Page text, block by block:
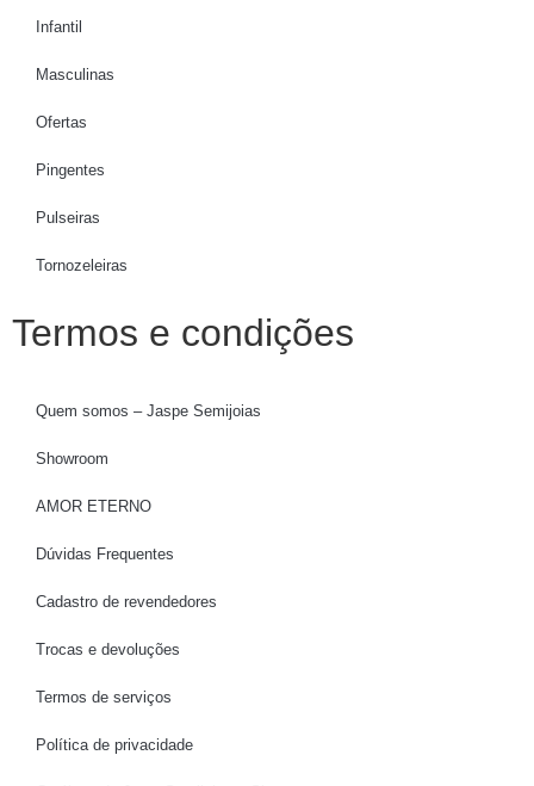
Infantil
Masculinas
Ofertas
Pingentes
Pulseiras
Tornozeleiras
Termos e condições
Quem somos – Jaspe Semijoias
Showroom
AMOR ETERNO
Dúvidas Frequentes
Cadastro de revendedores
Trocas e devoluções
Termos de serviços
Política de privacidade